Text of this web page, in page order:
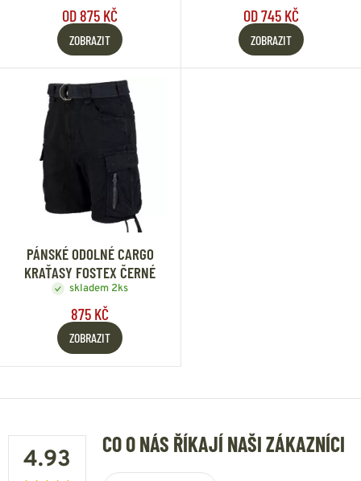
OD 875 KČ
ZOBRAZIT
OD 745 KČ
ZOBRAZIT
PÁNSKÉ ODOLNÉ CARGO
KRAŤASY FOSTEX ČERNÉ
skladem 2ks
875 KČ
ZOBRAZIT
4.93
CO O NÁS ŘÍKAJÍ NAŠI ZÁKAZNÍCI